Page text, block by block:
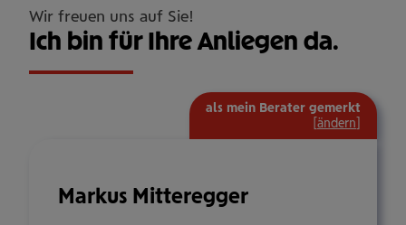
Wir freuen uns auf Sie!
Ich bin für Ihre Anliegen da.
Markus Mitteregger
als mein Berater gemerkt
ändern